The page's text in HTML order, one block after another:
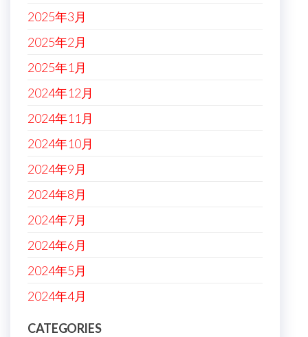
2025年3月
2025年2月
2025年1月
2024年12月
2024年11月
2024年10月
2024年9月
2024年8月
2024年7月
2024年6月
2024年5月
2024年4月
CATEGORIES